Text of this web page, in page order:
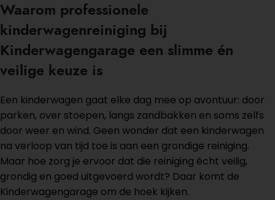
Waarom professionele
kinderwagenreiniging bij
Kinderwagengarage een slimme én
veilige keuze is
Een kinderwagen gaat elke dag mee op avontuur: door
parken, over stoepen, langs zandbakken en soms zelfs
door weer en wind. Geen wonder dat een kinderwagen
na verloop van tijd toe is aan een grondige reiniging.
Maar hoe zorg je ervoor dat die reiniging écht veilig,
grondig en goed uitgevoerd wordt? Daar komt de
Kinderwagengarage om de hoek kijken.